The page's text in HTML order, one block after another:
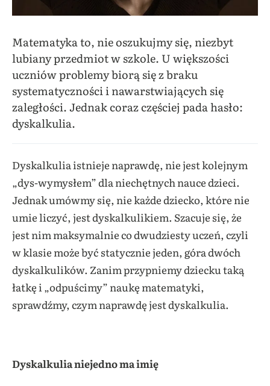
Matematyka to, nie oszukujmy się, niezbyt
lubiany przedmiot w szkole. U większości
uczniów problemy biorą się z braku
systematyczności i nawarstwiających się
zaległości. Jednak coraz częściej pada hasło:
dyskalkulia.
Dyskalkulia istnieje naprawdę, nie jest kolejnym
„dys-wymysłem” dla niechętnych nauce dzieci.
Jednak umówmy się, nie każde dziecko, które nie
umie liczyć, jest dyskalkulikiem. Szacuje się, że
jest nim maksymalnie co dwudziesty uczeń, czyli
w klasie może być statycznie jeden, góra dwóch
dyskalkulików. Zanim przypniemy dziecku taką
łatkę i „odpuścimy” naukę matematyki,
sprawdźmy, czym naprawdę jest dyskalkulia.
Dyskalkulia niejedno ma imię